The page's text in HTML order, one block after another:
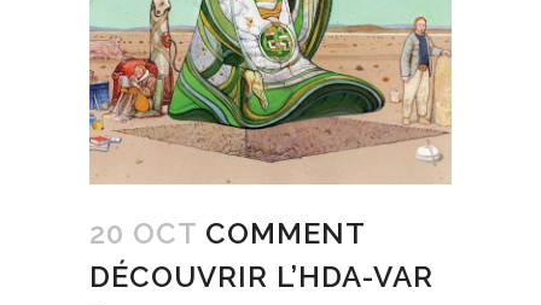
20 OCT COMMENT
DÉCOUVRIR L’HDA-VAR